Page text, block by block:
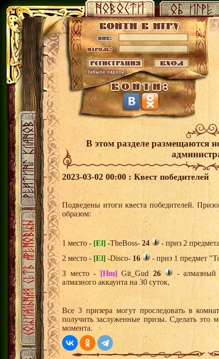
В этом разделе размещаются
2023-03-02 00:00 : Квест победителей
Подведены итоги квеста победителей.
образом:
1 место - [El] -TheBoss- 24
- приз 2
2 место - [El] -Disco- 16
- приз 1 предмет
3 место -[Hm]Git_Gud 26
-
алмазного аккаунта на 30 суток,
Все 3 призера могут проследовать в
получить заслуженные призы. Сделать это
момента.